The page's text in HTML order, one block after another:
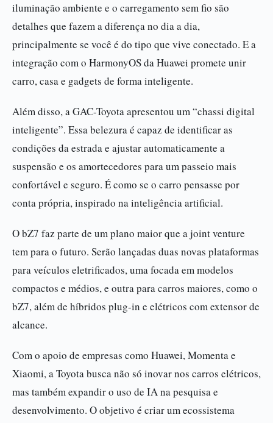
iluminação ambiente e o carregamento sem fio são
detalhes que fazem a diferença no dia a dia,
principalmente se você é do tipo que vive conectado. E a
integração com o HarmonyOS da Huawei promete unir
carro, casa e gadgets de forma inteligente.
Além disso, a GAC-Toyota apresentou um “chassi digital
inteligente”. Essa belezura é capaz de identificar as
condições da estrada e ajustar automaticamente a
suspensão e os amortecedores para um passeio mais
confortável e seguro. É como se o carro pensasse por
conta própria, inspirado na inteligência artificial.
O bZ7 faz parte de um plano maior que a joint venture
tem para o futuro. Serão lançadas duas novas plataformas
para veículos eletrificados, uma focada em modelos
compactos e médios, e outra para carros maiores, como o
bZ7, além de híbridos plug-in e elétricos com extensor de
alcance.
Com o apoio de empresas como Huawei, Momenta e
Xiaomi, a Toyota busca não só inovar nos carros elétricos,
mas também expandir o uso de IA na pesquisa e
desenvolvimento. O objetivo é criar um ecossistema